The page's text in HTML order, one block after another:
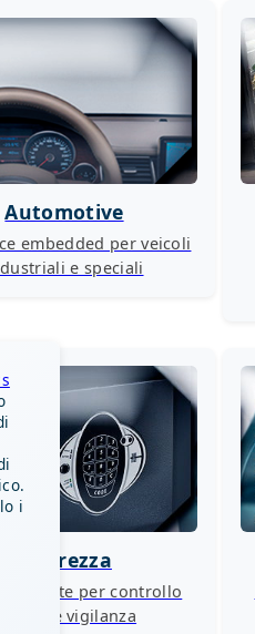
Automotive
embedded per veicoli
e speciali
Sicurezza
robuste per controllo
accessi e vigilanza
i